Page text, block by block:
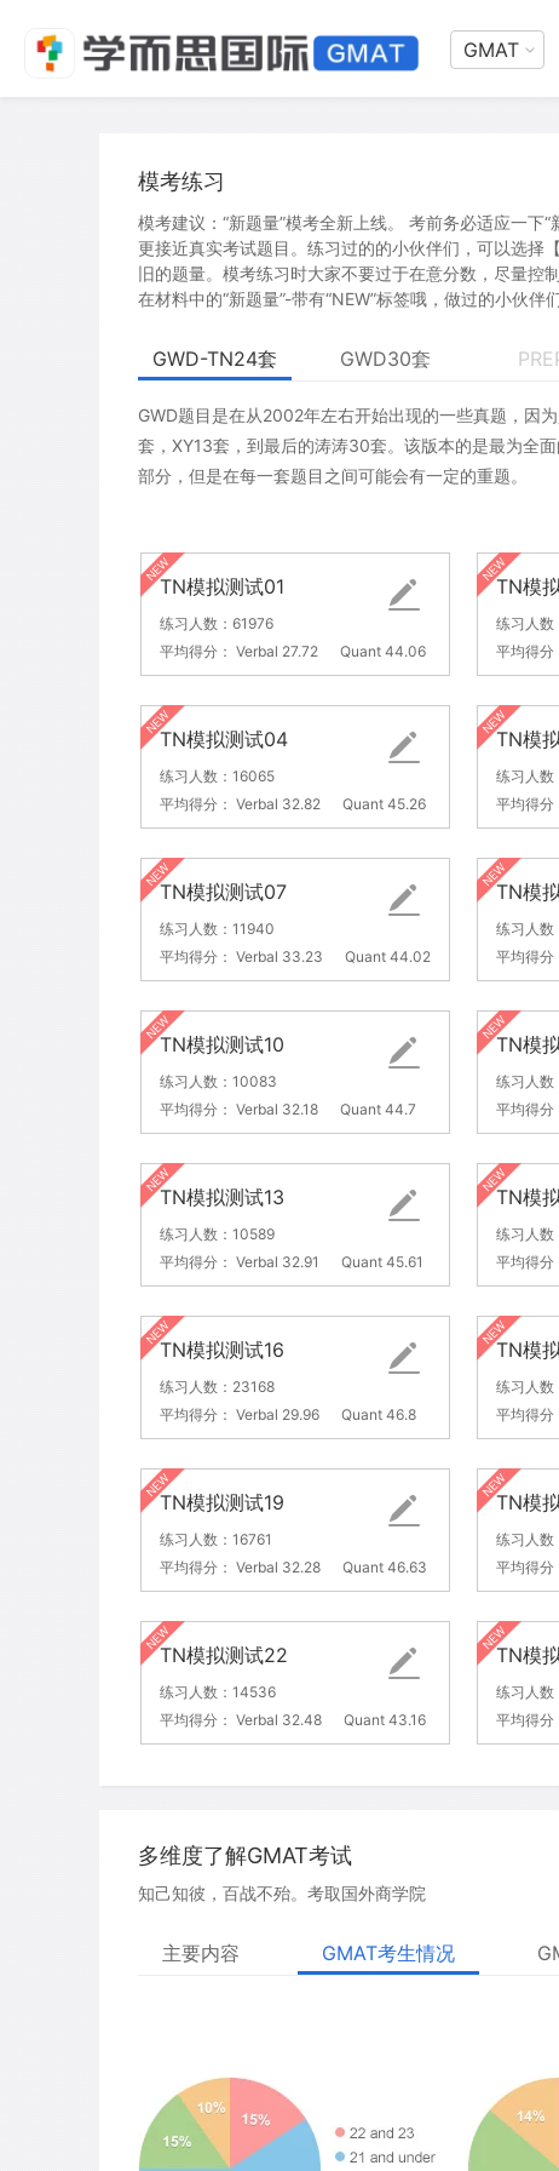
GMAT
模考练习
模考建议：“新题量”模考全新上线。 考前务必适应一下
更接近真实考试题目。练习过的的小伙伴们，可以选择
旧的题量。模考练习时大家不要过于在意分数，尽量控
在材料中的“新题量”-带有“NEW”标签哦，做过的小伙伴
GWD-TN24套 GWD30套
GWD题目是在从2002年左右开始出现的一些真题，因
套，XY13套，到最后的涛涛30套。该版本的是最为全
部分，但是在每一套题目之间可能会有一定的重题。
TN模拟测试01
练习人数：61976
平均得分： Verbal 27.72 Quant 44.06
TN模
练习人数
平均得分
TN模拟测试04
练习人数：16065
平均得分： Verbal 32.82 Quant 45.26
TN模
练习人
平均得分
TN模拟测试07
练习人数：11940
平均得分： Verbal 33.23 Quant 44.02
TN模
练习人数
平均得分
TN模拟测试10
练习人数：10083
平均得分： Verbal 32.18 Quant 44.7
TN模
练习人数
平均得分
TN模拟测试13
练习人数：10589
平均得分： Verbal 32.91 Quant 45.61
TN模
练习人
平均得分
TN模拟测试16
练习人数：23168
平均得分： Verbal 29.96 Quant 46.8
TN模
练习人
平均得分
TN模拟测试19
练习人数：16761
平均得分： Verbal 32.28 Quant 46.63
TN模
练习人
平均得分
TN模拟测试22
练习人数：14536
平均得分： Verbal 32.48 Quant 43.16
TN模
练习人数
平均得分
多维度了解GMAT考试
知己知彼，百战不殆。考取国外商学院
主要内容 GMAT考生情况